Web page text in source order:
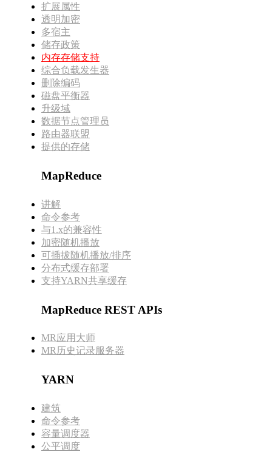
扩展属性
透明加密
多宿主
储存政策
内存存储支持
综合负载发生器
删除编码
磁盘平衡器
升级域
数据节点管理员
路由器联盟
提供的存储
MapReduce
讲解
命令参考
与1.x的兼容性
加密随机播放
可插拔随机播放/排序
分布式缓存部署
支持YARN共享缓存
MapReduce REST APIs
MR应用大师
MR历史记录服务器
YARN
建筑
命令参考
容量调度器
公平调度